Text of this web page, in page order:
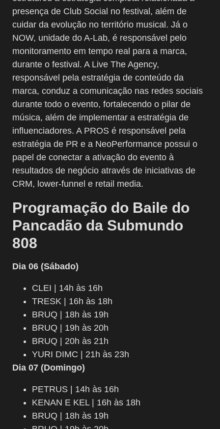
presença de Club Social no festival, além de
cuidar da evolução no território musical. Já o
NOW, unidade do A-Lab, é responsável pelo
monitoramento em tempo real para a marca,
durante o festival. A Live The Agency,
responsável pela estratégia de conteúdo da
marca, conduz a comunicação nas redes sociais
durante todo o evento, fortalecendo o pilar de
música, além de implementar a estratégia de
influenciadores. A PROS é responsável pela
estratégia de PR e a NeoPerformance possui o
papel de conectar a ativação do evento à
resultados de negócio através de iniciativas de
CRM, lower-funnel e retail media.
Programação do Baile do
Pancadão da Submundo
808
Dia 06 (Sábado)
CLEI | 14h às 16h
TRESK | 16h às 18h
BRUQ | 18h às 19h
BRUQ | 19h às 20h
BRUQ | 20h às 21h
YURI DIMC | 21h às 23h
Dia 07 (Domingo)
PETRUS | 14h às 16h
KENAN E KEL | 16h às 18h
BRUQ | 18h às 19h